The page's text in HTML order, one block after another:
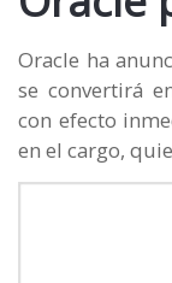
Oracle ha
se convertirá
con efecto
en el cargo,